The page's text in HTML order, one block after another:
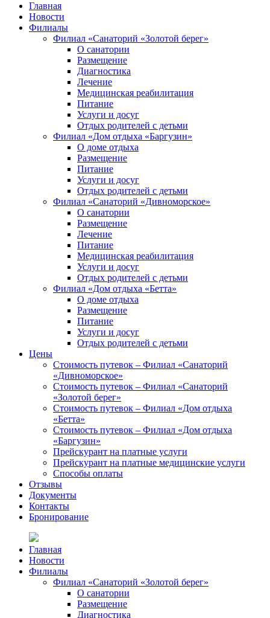
Главная
Новости
Филиалы
Филиал «Санаторий «Золотой берег»
О санатории
Размещение
Диагностика
Лечение
Медицинская реабилитация
Питание
Услуги и досуг
Отдых родителей с детьми
Филиал «Дом отдыха «Баргузин»
О доме отдыха
Размещение
Питание
Услуги и досуг
Отдых родителей с детьми
Филиал «Санаторий «Дивноморское»
О санатории
Размещение
Лечение
Питание
Медицинская реабилитация
Услуги и досуг
Отдых родителей с детьми
Филиал «Дом отдыха «Бетта»
О доме отдыха
Размещение
Питание
Услуги и досуг
Отдых родителей с детьми
Цены
Стоимость путевок – Филиал «Санаторий
«Дивноморское»
Стоимость путевок – Филиал «Санаторий
«Золотой берег»
Стоимость путевок – Филиал «Дом отдыха
«Бетта»
Стоимость путевок – Филиал «Дом отдыха
«Баргузин»
Прейскурант на платные услуги
Прейскурант на платные медицинские услуги
Способы оплаты
Отзывы
Документы
Контакты
Бронирование
Главная
Новости
Филиалы
Филиал «Санаторий «Золотой берег»
О санатории
Размещение
Диагностика